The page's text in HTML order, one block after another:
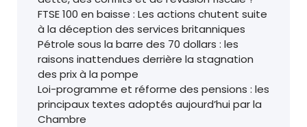
FTSE 100 en baisse : Les actions chutent suite
à la déception des services britanniques
Pétrole sous la barre des 70 dollars : les
raisons inattendues derrière la stagnation
des prix à la pompe
Loi-programme et réforme des pensions : les
principaux textes adoptés aujourd’hui par la
Chambre